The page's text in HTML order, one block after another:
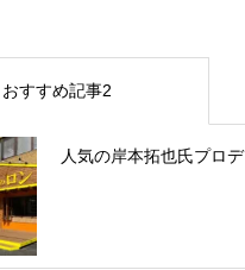
おすすめ記事2
人気の岸本拓也氏プロ